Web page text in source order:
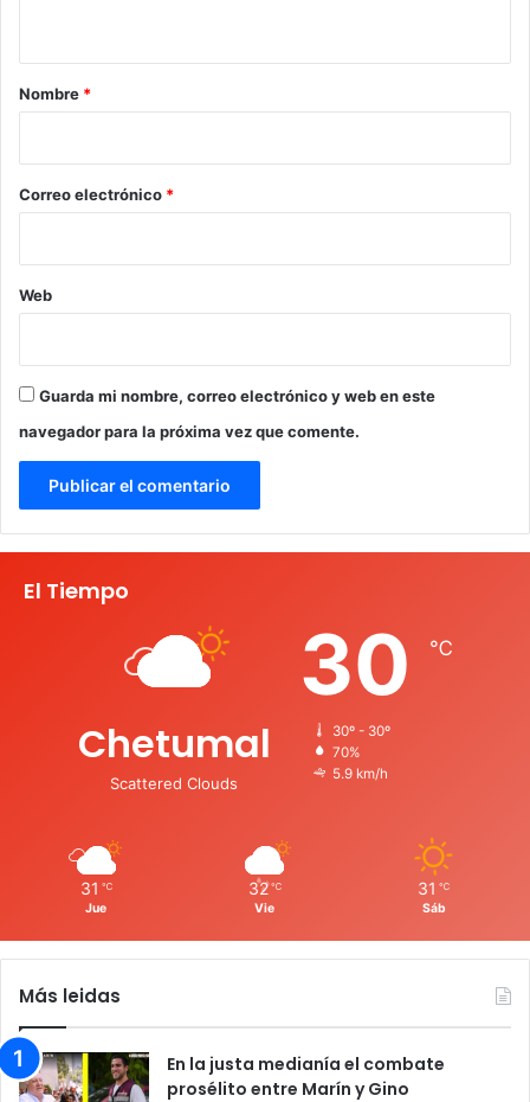
r
*
Nombre *
Correo electrónico *
Web
Guarda mi nombre, correo electrónico y web en este
navegador para la próxima vez que comente.
El Tiempo
Chetumal
Scattered Clouds
30 ℃
30º - 30º
70%
5.9 km/h
31 ℃
Jue
32 ℃
Vie
31 ℃
Sáb
Más leidas
En la justa medianía el combate
prosélito entre Marín y Gino